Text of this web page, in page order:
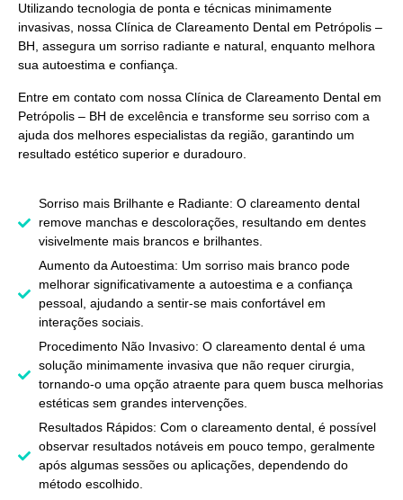
Utilizando tecnologia de ponta e técnicas minimamente
invasivas, nossa Clínica de Clareamento Dental em Petrópolis –
BH, assegura um sorriso radiante e natural, enquanto melhora
sua autoestima e confiança.
Entre em contato com nossa Clínica de Clareamento Dental em
Petrópolis – BH de excelência e transforme seu sorriso com a
ajuda dos melhores especialistas da região, garantindo um
resultado estético superior e duradouro.
Sorriso mais Brilhante e Radiante: O clareamento dental
remove manchas e descolorações, resultando em dentes
visivelmente mais brancos e brilhantes.
Aumento da Autoestima: Um sorriso mais branco pode
melhorar significativamente a autoestima e a confiança
pessoal, ajudando a sentir-se mais confortável em
interações sociais.
Procedimento Não Invasivo: O clareamento dental é uma
solução minimamente invasiva que não requer cirurgia,
tornando-o uma opção atraente para quem busca melhorias
estéticas sem grandes intervenções.
Resultados Rápidos: Com o clareamento dental, é possível
observar resultados notáveis em pouco tempo, geralmente
após algumas sessões ou aplicações, dependendo do
método escolhido.